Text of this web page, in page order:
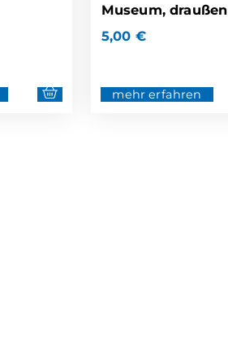
Museum, draußen
5,00 €
mehr erfahren